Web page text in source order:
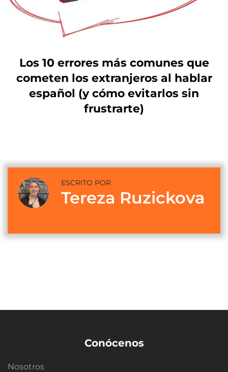
Los 10 errores más comunes que
cometen los extranjeros al hablar
español (y cómo evitarlos sin
frustrarte)
ESCRITO POR
Tereza Ruzickova
Conócenos
Nosotros